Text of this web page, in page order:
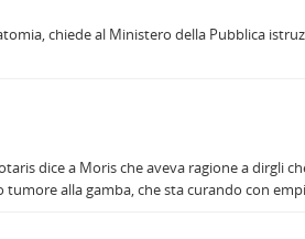
chiede al Ministero della Pubblica
dice a Moris che aveva ragione a dirgli
alla gamba, che sta curando con